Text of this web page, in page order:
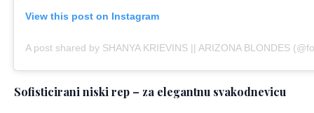
View this post on Instagram
A post shared by SHANYA KRIEVINS || ARIZONA BLONDES
Sofisticirani niski rep – za elegantnu svakodnevicu